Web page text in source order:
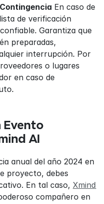
En caso de
de verificación
Garantiza que
preparadas,
interrupción. Por
o lugares
en caso de
Evento
AI
anual del año 2024 en
proyecto, debes
En tal caso, Xmind
compañero en